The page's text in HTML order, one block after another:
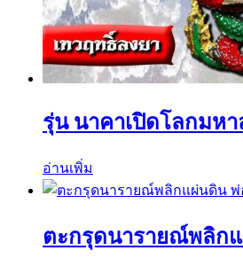
รุ่น นาคาเปิดโลกมห
อ่านเพิ่ม
ตะกรุดนารายณ์พลิกแ